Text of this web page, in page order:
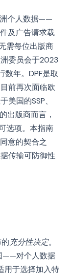
个人数据——
及广告请求载
需每位出版商
委员会于2023
数年。DPF是取
前再次面临欧
美国的SSP、
出版商而言，
选项。本指南
意的契合之
传输可防御性
充分性决定。
——对个人数据
用于选择加入特